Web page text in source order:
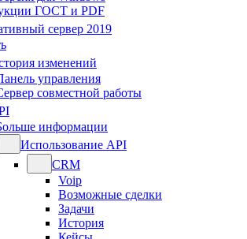
ГОСТ и PDF
сервер 2019
изменений
управления
совместной работы
информации
Использование API
CRM
Voip
Возможные сделки
Задачи
История